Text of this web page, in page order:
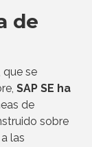
de
que se
SAP SE ha
de
sobre
las